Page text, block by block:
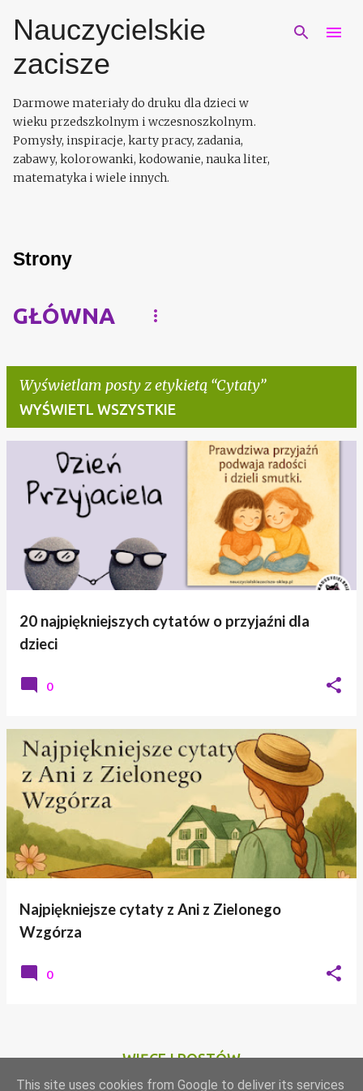
Przejdź do głównej zawartości
Nauczycielskie
zacisze
Darmowe materiały do druku dla dzieci w
wieku przedszkolnym i wczesnoszkolnym.
Pomysły, inspiracje, karty pracy, zadania,
zabawy, kolorowanki, kodowanie, nauka liter,
matematyka i wiele innych.
Strony
GŁÓWNA
Wyświetlam posty z etykietą Cytaty
WYŚWIETL WSZYSTKIE
y
20 najpiękniejszych cytatów o przyjaźni dla
dzieci
0
Najpiękniejsze cytaty z Ani z Zielonego
Wzgórza
0
WIĘCEJ POSTÓW
This site uses cookies from Google to deliver its services